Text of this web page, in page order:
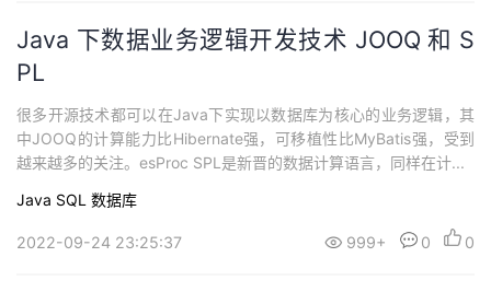
Java 下数据业务逻辑开发技术 JOOQ 和 S
PL
很多开源技术都可以在Java下实现以数据库为核心的业务逻辑，其
中JOOQ的计算能力比Hibernate强，可移植性比MyBatis强，受到
越来越多的关注。esProc SPL是新晋的数据计算语言，同样在计...
Java SQL 数据库
2022-09-24 23:25:37 999+ 0 0